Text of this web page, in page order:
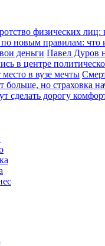
физических
новым правилам: что
деньги Павел Дуров
в центре
место в вузе мечты
больше, но страховка
сделать дорогу